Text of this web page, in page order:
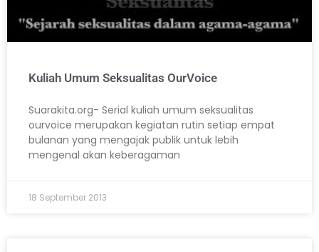
Kuliah Umum Seksualitas OurVoice
Suarakita.org- Serial kuliah umum seksualitas
ourvoice merupakan kegiatan rutin setiap empat
bulanan yang mengajak publik untuk lebih
mengenal akan keberagaman
18 September 2013